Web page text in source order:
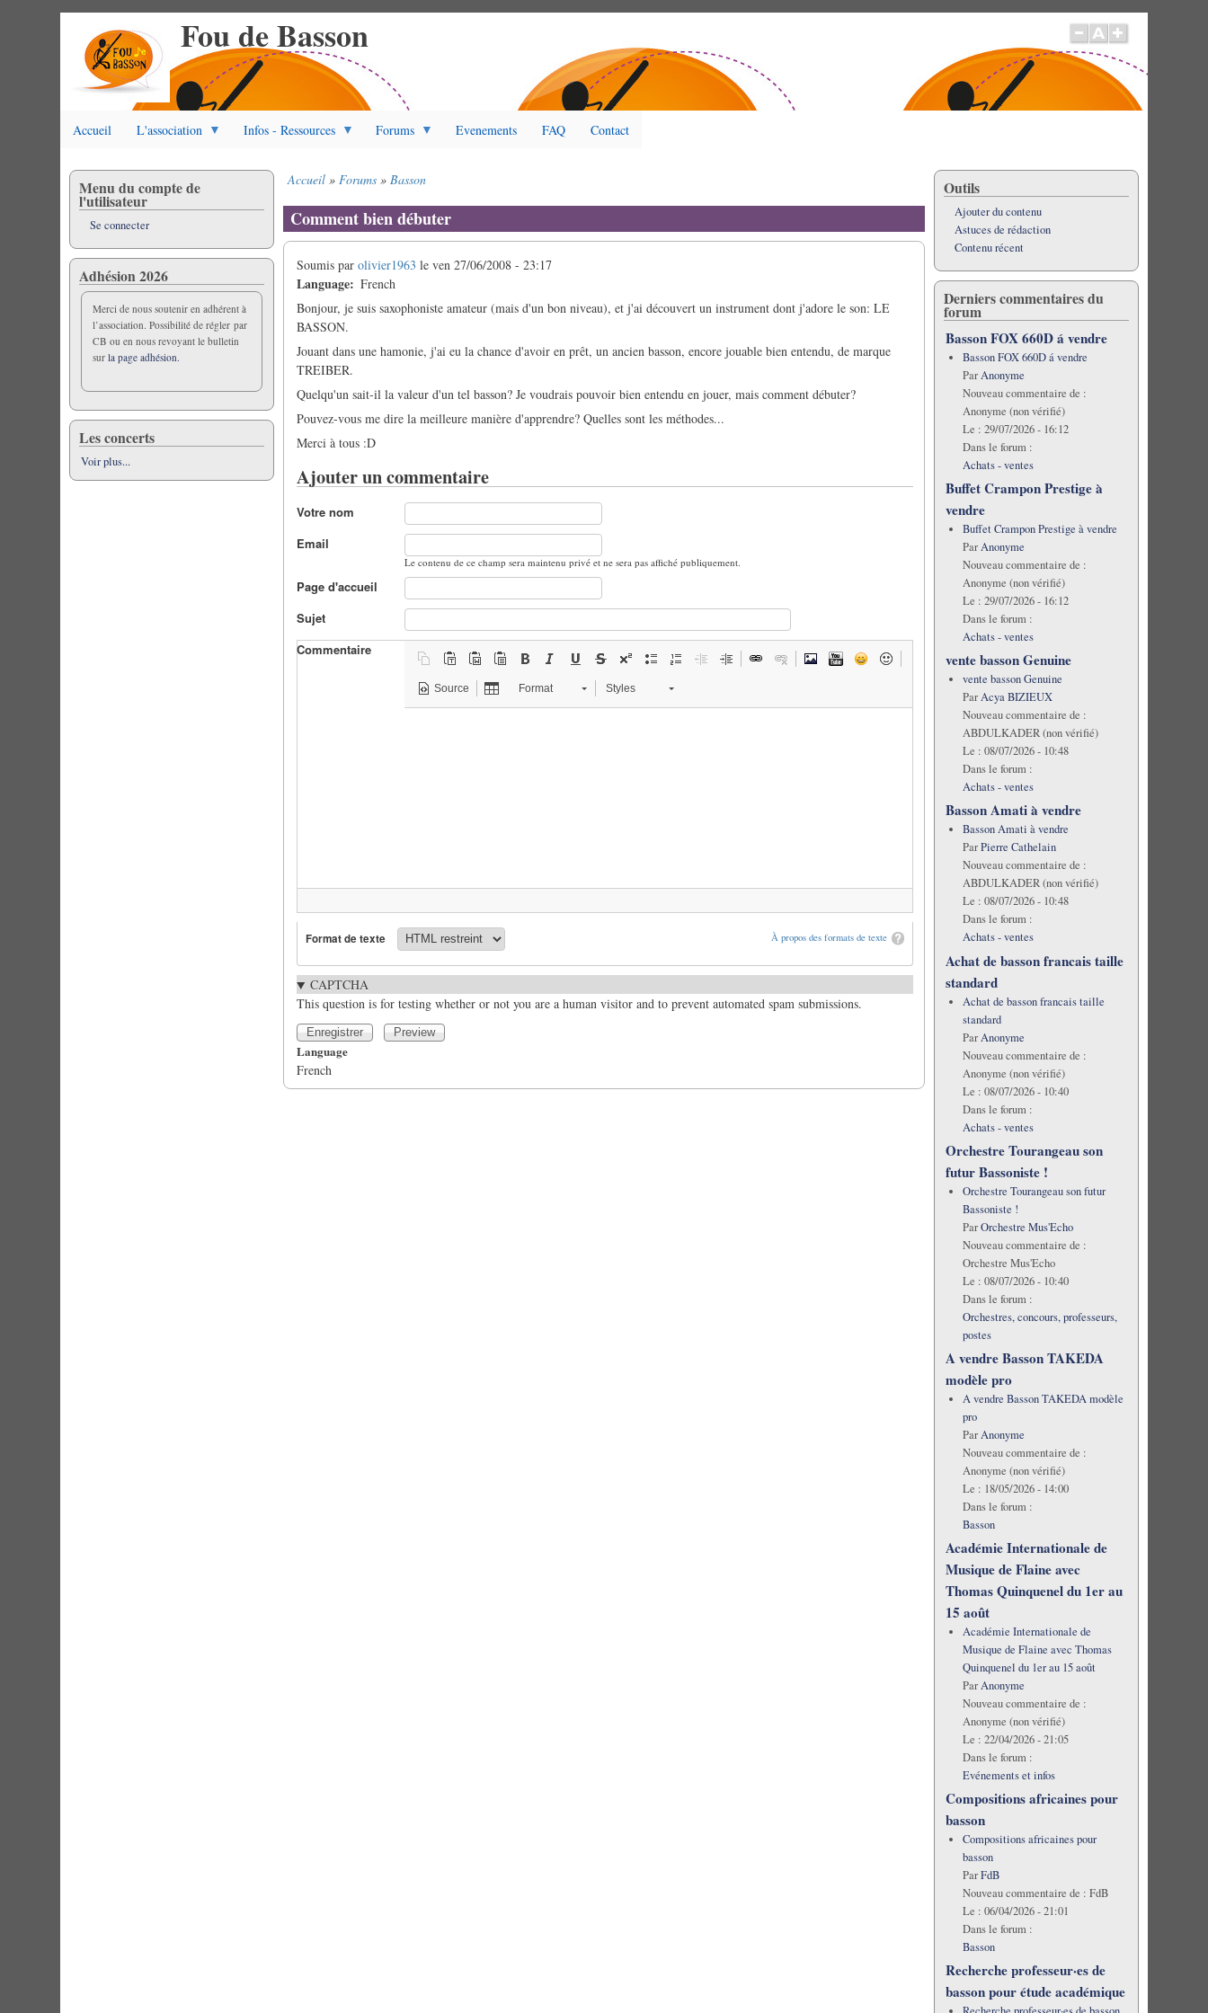
Fou de Basson
Accueil L'association Infos - Ressources Forums Evenements FAQ Contact
d'Ariane
Accueil Forums Basson
Comment bien débuter
Soumis parolivier1963 leven 27/06/2008 - 23:17
Language
French
Bonjour, je suis saxophoniste amateur (mais d'un bon niveau), et j'ai découvert un instrument dont j'adore le son: LE
BASSON.
Jouant dans une hamonie, j'ai eu la chance d'avoir en prêt, un ancien basson, encore jouable bien entendu, de marque
TREIBER.
Quelqu'un sait-il la valeur d'un tel basson? Je voudrais pouvoir bien entendu en jouer, mais comment débuter?
Pouvez-vous me dire la meilleure manière d'apprendre? Quelles sont les méthodes...
Merci à tous :D
Ajouter un commentaire
Votre nom
Email
Le contenu de ce champ sera maintenu privé et ne sera pas affiché publiquement.
Page d'accueil
Sujet
Commentaire
Source Format Styles
À propos des formats de texte
Format de texte
CAPTCHA
This question is for testing whether or not you are a human visitor and to prevent automated spam submissions.
Language
French
Menu du compte de
l'utilisateur
Se connecter
Adhésion 2026
Merci de nous soutenir en adhérent à
l’association. Possibilité de régler par
CB ou en nous revoyant le bulletin
surla page adhésion.
Les concerts
Voir plus...
Outils
Ajouter du contenu
Astuces de rédaction
Contenu récent
Derniers commentaires du
forum
Basson FOX 660D á vendre
Basson FOX 660D á vendre
ParAnonyme
Nouveau commentaire de :
Anonyme (non vérifié)
Le : 29/07/2026 - 16:12
Dans le forum :
Achats - ventes
Buffet Crampon Prestige à
vendre
Buffet Crampon Prestige à vendre
ParAnonyme
Nouveau commentaire de :
Anonyme (non vérifié)
Le : 29/07/2026 - 16:12
Dans le forum :
Achats - ventes
vente basson Genuine
vente basson Genuine
ParAcya BIZIEUX
Nouveau commentaire de :
ABDULKADER (non vérifié)
Le : 08/07/2026 - 10:48
Dans le forum :
Achats - ventes
Basson Amati à vendre
Basson Amati à vendre
ParPierre Cathelain
Nouveau commentaire de :
ABDULKADER (non vérifié)
Le : 08/07/2026 - 10:48
Dans le forum :
Achats - ventes
Achat de basson francais taille
standard
Achat de basson francais taille
standard
ParAnonyme
Nouveau commentaire de :
Anonyme (non vérifié)
Le : 08/07/2026 - 10:40
Dans le forum :
Achats - ventes
Orchestre Tourangeau son
futur Bassoniste !
Orchestre Tourangeau son futur
Bassoniste !
ParOrchestre Mus'Echo
Nouveau commentaire de :
Orchestre Mus'Echo
Le : 08/07/2026 - 10:40
Dans le forum :
Orchestres, concours, professeurs,
postes
A vendre Basson TAKEDA
modèle pro
A vendre Basson TAKEDA modèle
pro
ParAnonyme
Nouveau commentaire de :
Anonyme (non vérifié)
Le : 18/05/2026 - 14:00
Dans le forum :
Basson
Académie Internationale de
Musique de Flaine avec
Thomas Quinquenel du 1er au
15 août
Académie Internationale de
Musique de Flaine avec Thomas
Quinquenel du 1er au 15 août
ParAnonyme
Nouveau commentaire de :
Anonyme (non vérifié)
Le : 22/04/2026 - 21:05
Dans le forum :
Evénements et infos
Compositions africaines pour
basson
Compositions africaines pour
basson
ParFdB
Nouveau commentaire de : FdB
Le : 06/04/2026 - 21:01
Dans le forum :
Basson
Recherche professeur·es de
basson pour étude académique